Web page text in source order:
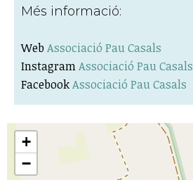
Més informació:
Web Associació Pau Casals
InstagramAssociació Pau Casals
FacebookAssociació Pau Casals
+
−